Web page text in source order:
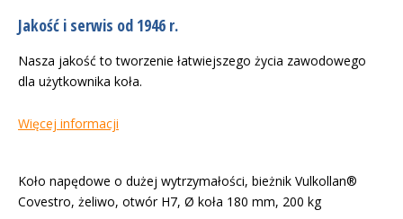
Jakość i serwis od 1946 r.
Nasza jakość to tworzenie łatwiejszego życia zawodowego
dla użytkownika koła.
Więcej informacji
Koło napędowe o dużej wytrzymałości, bieżnik Vulkollan®
Covestro, żeliwo, otwór H7, Ø koła 180 mm, 200 kg